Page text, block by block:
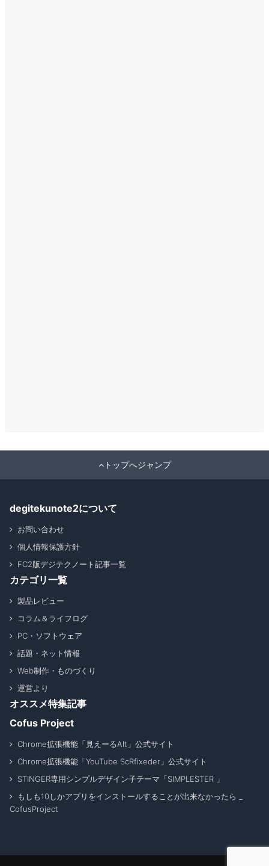
トップへジャンプ
degitekunote2について
お問い合わせ
個人情報保護方針
FC2版デジテクノート記事一覧
カテゴリ一覧
製品レビュー
コラム＆ライフログ
PC・ソフトウェア
話題・ネット情報
Web制作・ものづくり
運営より
オススメ特集記事
Cofus Project
Chrome拡張機能「見えーるAlt」公式サイト
Chrome拡張機能「YouTube ScRfixeder」公式サイト
STINGER専用シンプルデザイン子テーマ「SIMPLESTER 」
もしも10しかアプリをインストールすることが出来なかったら _
CofusProject